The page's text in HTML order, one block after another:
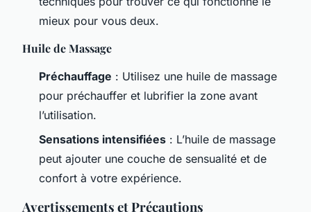
mieux pour vous deux.
Huile de Massage
Préchauffage : Utilisez une huile de massage
pour préchauffer et lubrifier la zone avant
l’utilisation.
Sensations intensifiées : L’huile de massage
peut ajouter une couche de sensualité et de
confort à votre expérience.
Avertissements et Précautions